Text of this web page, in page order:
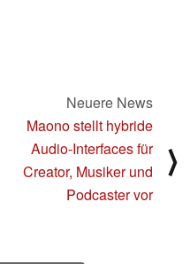
Neuere News
Maono stellt hybride
Audio-Interfaces für
Creator, Musiker und
Podcaster vor
⟩